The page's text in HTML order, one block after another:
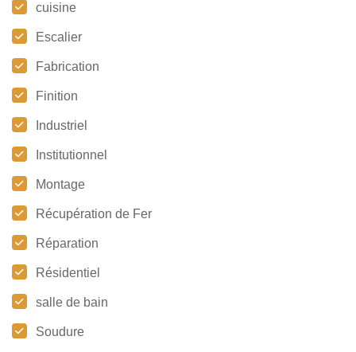
cuisine
Escalier
Fabrication
Finition
Industriel
Institutionnel
Montage
Récupération de Fer
Réparation
Résidentiel
salle de bain
Soudure